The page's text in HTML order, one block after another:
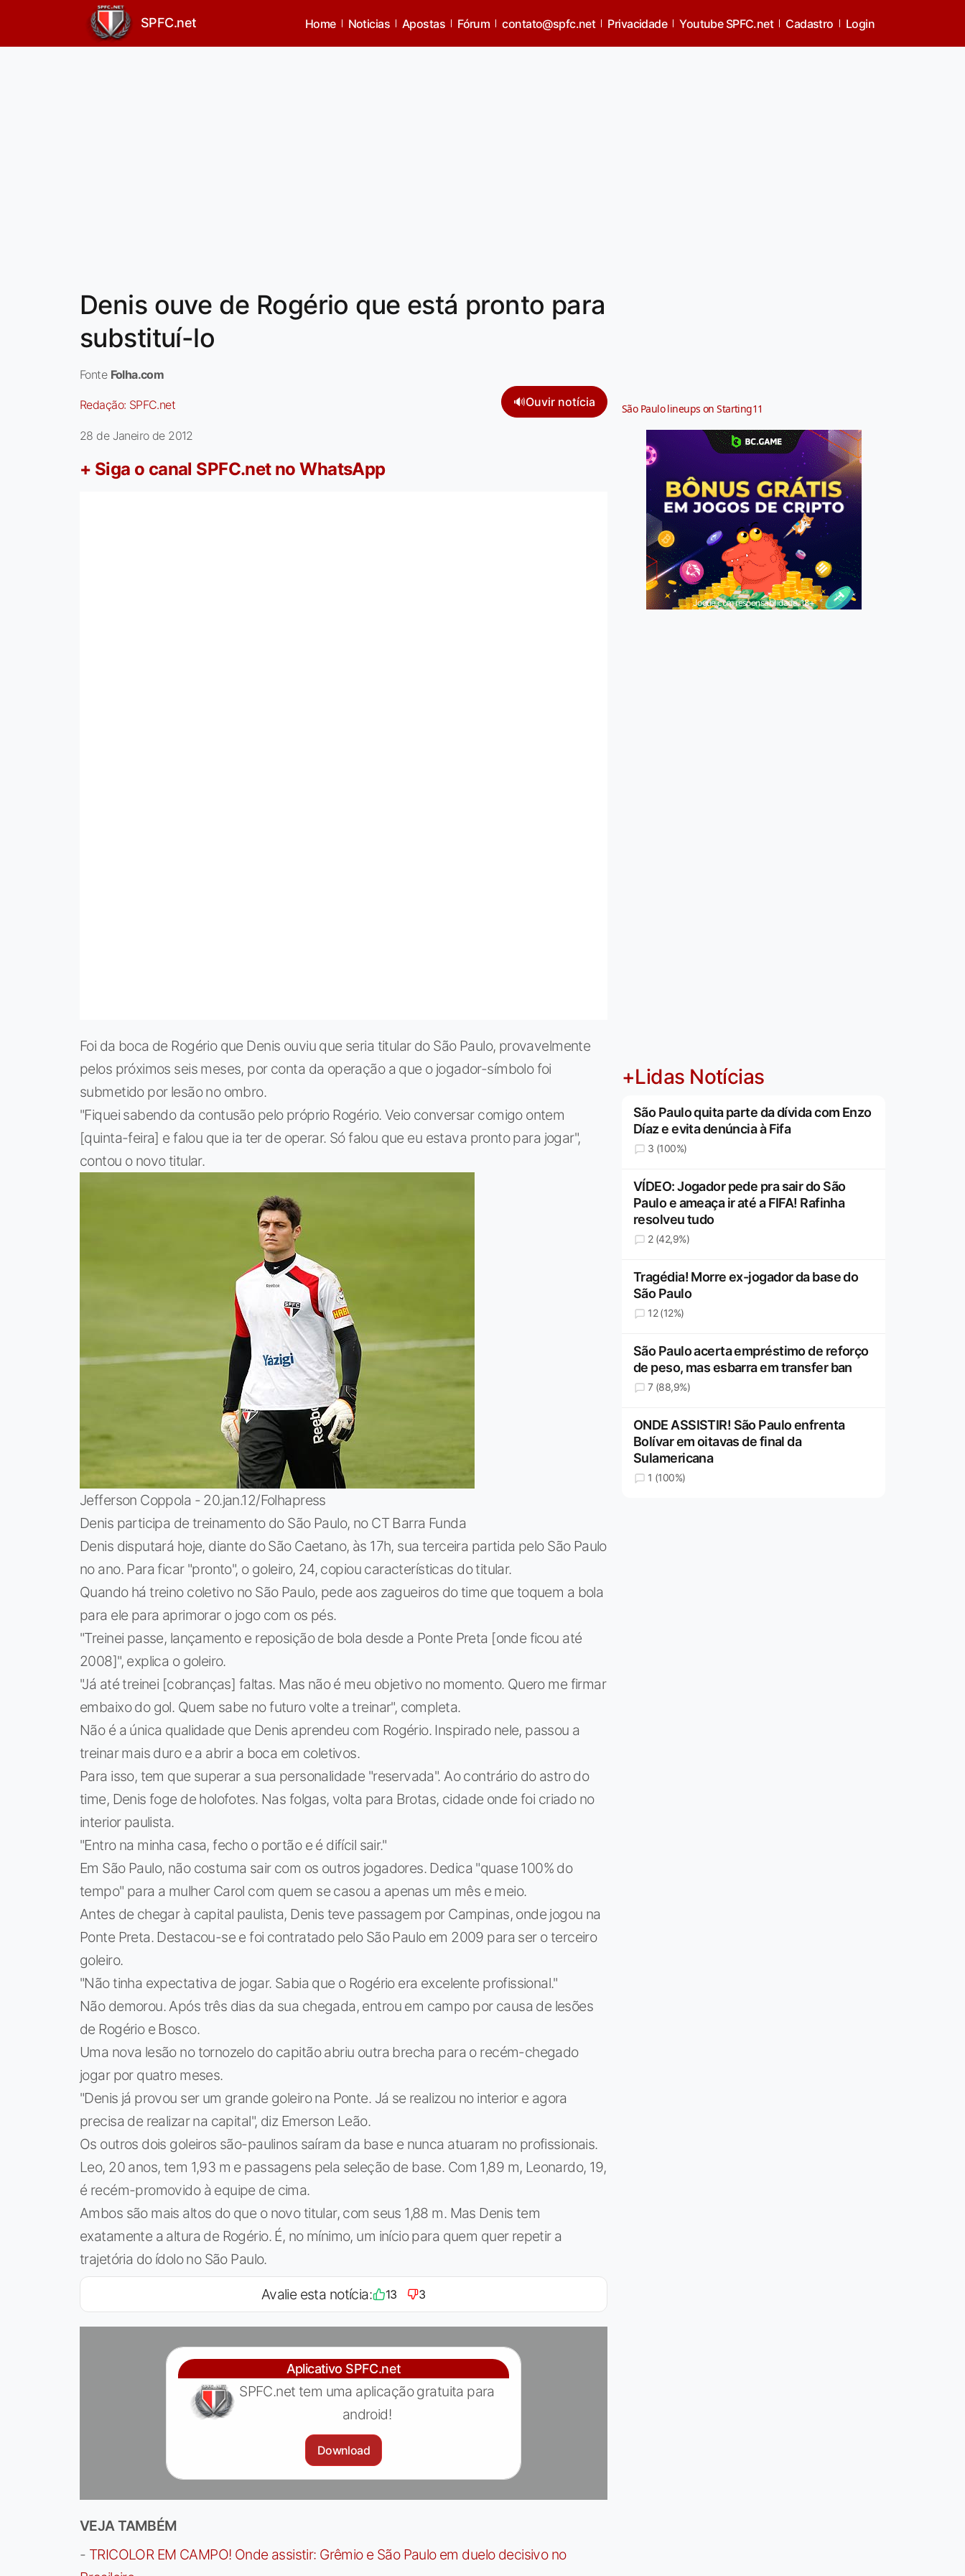
SPFC.net Home Noticias Apostas Fórum contato@spfc.net Privacidade Youtube SPFC.net Cadastro Login
Denis ouve de Rogério que está pronto para
substituí-lo
Fonte Folha.com
Redação: SPFC.net 🔊Ouvir notícia
28 de Janeiro de 2012
+ Siga o canal SPFC.net no WhatsApp
Foi da boca de Rogério que Denis ouviu que seria titular do São Paulo, provavelmente
pelos próximos seis meses, por conta da operação a que o jogador-símbolo foi
submetido por lesão no ombro.
"Fiquei sabendo da contusão pelo próprio Rogério. Veio conversar comigo ontem
[quinta-feira] e falou que ia ter de operar. Só falou que eu estava pronto para jogar",
contou o novo titular.
Jefferson Coppola - 20.jan.12/Folhapress
Denis participa de treinamento do São Paulo, no CT Barra Funda
Denis disputará hoje, diante do São Caetano, às 17h, sua terceira partida pelo São Paulo
no ano. Para ficar "pronto", o goleiro, 24, copiou características do titular.
Quando há treino coletivo no São Paulo, pede aos zagueiros do time que toquem a bola
para ele para aprimorar o jogo com os pés.
"Treinei passe, lançamento e reposição de bola desde a Ponte Preta [onde ficou até
2008]", explica o goleiro.
"Já até treinei [cobranças] faltas. Mas não é meu objetivo no momento. Quero me firmar
embaixo do gol. Quem sabe no futuro volte a treinar", completa.
Não é a única qualidade que Denis aprendeu com Rogério. Inspirado nele, passou a
treinar mais duro e a abrir a boca em coletivos.
Para isso, tem que superar a sua personalidade "reservada". Ao contrário do astro do
time, Denis foge de holofotes. Nas folgas, volta para Brotas, cidade onde foi criado no
interior paulista.
"Entro na minha casa, fecho o portão e é difícil sair."
Em São Paulo, não costuma sair com os outros jogadores. Dedica "quase 100% do
tempo" para a mulher Carol com quem se casou a apenas um mês e meio.
Antes de chegar à capital paulista, Denis teve passagem por Campinas, onde jogou na
Ponte Preta. Destacou-se e foi contratado pelo São Paulo em 2009 para ser o terceiro
goleiro.
"Não tinha expectativa de jogar. Sabia que o Rogério era excelente profissional."
Não demorou. Após três dias da sua chegada, entrou em campo por causa de lesões
de Rogério e Bosco.
Uma nova lesão no tornozelo do capitão abriu outra brecha para o recém-chegado
jogar por quatro meses.
"Denis já provou ser um grande goleiro na Ponte. Já se realizou no interior e agora
precisa de realizar na capital", diz Emerson Leão.
Os outros dois goleiros são-paulinos saíram da base e nunca atuaram no profissionais.
Leo, 20 anos, tem 1,93 m e passagens pela seleção de base. Com 1,89 m, Leonardo, 19,
é recém-promovido à equipe de cima.
Ambos são mais altos do que o novo titular, com seus 1,88 m. Mas Denis tem
exatamente a altura de Rogério. É, no mínimo, um início para quem quer repetir a
trajetória do ídolo no São Paulo.
Avalie esta notícia: 13 3
Aplicativo SPFC.net
SPFC.net tem uma aplicação gratuita para
android!
Download
VEJA TAMBÉM
- TRICOLOR EM CAMPO! Onde assistir: Grêmio e São Paulo em duelo decisivo no
São Paulo lineups on Starting11
Jogue com responsabilidade. 18+
+Lidas Notícias
São Paulo quita parte da dívida com Enzo
Díaz e evita denúncia à Fifa
3 (100%)
VÍDEO: Jogador pede pra sair do São
Paulo e ameaça ir até a FIFA! Rafinha
resolveu tudo
2 (42,9%)
Tragédia! Morre ex-jogador da base do
São Paulo
12 (12%)
São Paulo acerta empréstimo de reforço
de peso, mas esbarra em transfer ban
7 (88,9%)
ONDE ASSISTIR! São Paulo enfrenta
Bolívar em oitavas de final da
Sulamericana
1 (100%)